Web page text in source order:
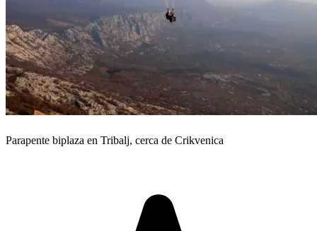
Parapente biplaza en Tribalj, cerca de Crikvenica